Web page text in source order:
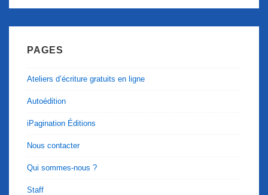
PAGES
Ateliers d’écriture gratuits en ligne
Autoédition
iPagination Éditions
Nous contacter
Qui sommes-nous ?
Staff